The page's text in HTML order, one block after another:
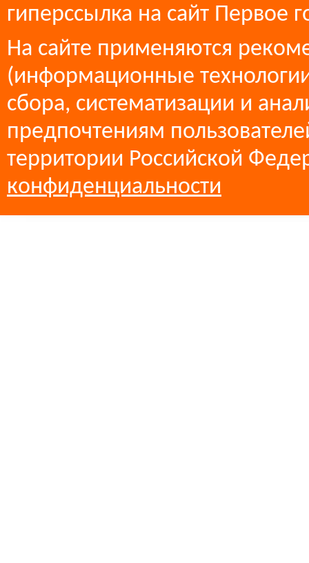
гиперссылка на сайт Первое
На сайте применяются
(информационные
сбора, систематизации и
предпочтениям
территории Российской
конфиденциальности